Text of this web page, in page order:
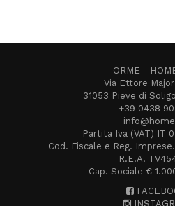
ORME -
Via Ettore
31053 Pieve di
+39 0438
Partita Iva (VAT) IT
Cod. Fiscale e Reg.
R.E.A.
Cap. Sociale €